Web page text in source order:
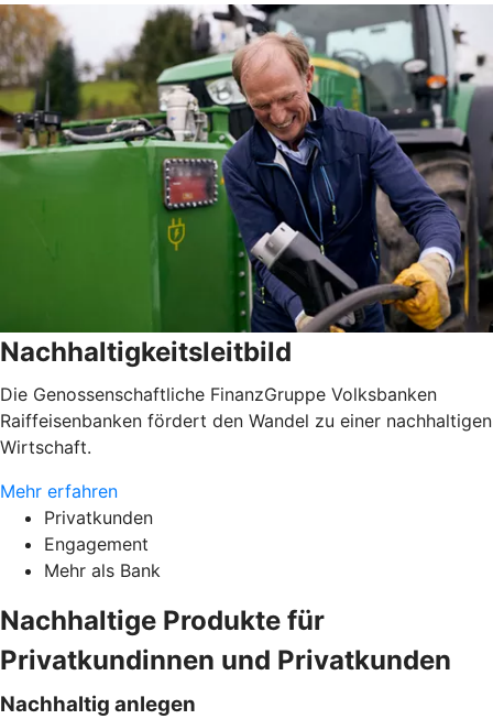
Nachhaltigkeitsleitbild
Die Genossenschaftliche FinanzGruppe Volksbanken
Raiffeisenbanken fördert den Wandel zu einer nachhaltigen
Wirtschaft.
Mehr erfahren
Privatkunden
Engagement
Mehr als Bank
Nachhaltige Produkte für
Privatkundinnen und Privatkunden
Nachhaltig anlegen